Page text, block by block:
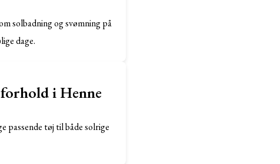
solbadning og svømning på
dage.
i Henne
passende tøj til både solrige